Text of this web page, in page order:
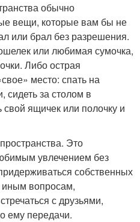
обычно
вещи, которые вам бы не
или брал без разрешения.
или любимая сумочка,
Либо острая
место: спать на
сидеть за столом в
ящичек или полочку и
Это
увлечением без
собственных
иным вопросам,
с друзьями,
ему передачи.